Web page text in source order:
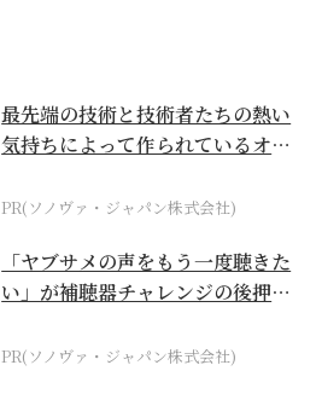
最先端の技術と技術者たちの熱い
気持ちによって作られているオー
PR(ソノヴァ・ジャパン株式会社)
「ヤブサメの声をもう一度聴きた
い」が補聴器チャレンジの後押し
PR(ソノヴァ・ジャパン株式会社)